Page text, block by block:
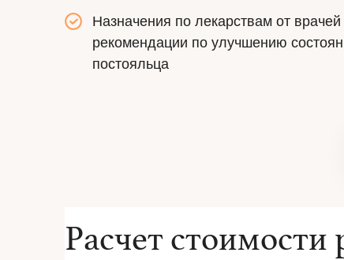
Назначения по лекарствам от
рекомендации по улучшению
постояльца
Расчет